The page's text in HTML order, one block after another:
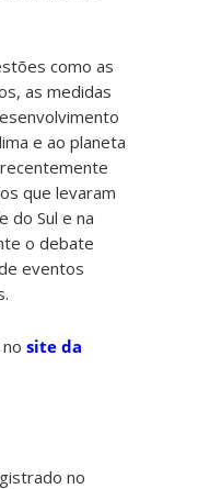
como as
as medidas
e ao planeta
que levaram
do Sul e na
o debate
eventos
nosite da
no